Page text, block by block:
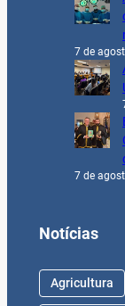
7 de
7 de
Notícias
Agricultura